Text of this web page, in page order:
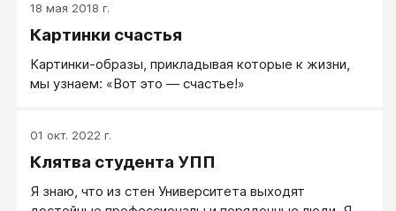
Это так? Да. В каких-то ситуациях вы умеете вести
себя уверенно и свободно. Значит, точнее задачу
зону вашего свободного и уверенного поведения?
18 мая 2018 г.
Картинки счастья
Картинки-образы, прикладывая которые к жизни,
мы узнаем: «Вот это — счастье!»
01 окт. 2022 г.
Клятва студента УПП
Я знаю, что из стен Университета выходят